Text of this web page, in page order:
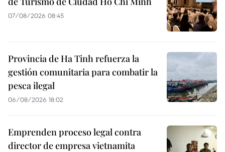
07/08/2026 08:45
Provincia de Ha Tinh refuerza la
gestión comunitaria para combatir la
pesca ilegal
06/08/2026 18:02
Emprenden proceso legal contra
director de empresa vietnamita